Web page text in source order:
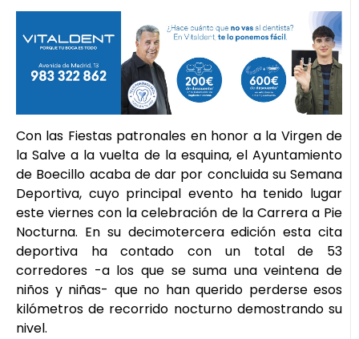
Con las Fiestas patronales en honor a la Virgen de
la Salve a la vuelta de la esquina, el Ayuntamiento
de Boecillo acaba de dar por concluida su Semana
Deportiva, cuyo principal evento ha tenido lugar
este viernes con la celebración de la Carrera a Pie
Nocturna. En su decimotercera edición esta cita
deportiva ha contado con un total de 53
corredores -a los que se suma una veintena de
niños y niñas- que no han querido perderse esos
kilómetros de recorrido nocturno demostrando su
nivel.